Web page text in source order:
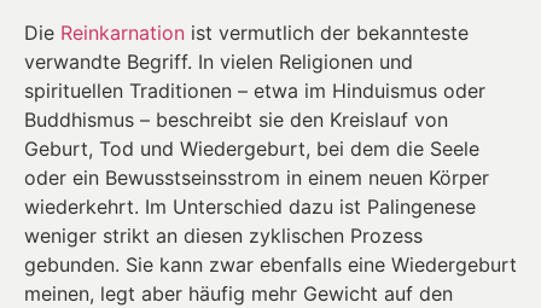
Die Reinkarnation ist vermutlich der bekannteste
verwandte Begriff. In vielen Religionen und
spirituellen Traditionen – etwa im Hinduismus oder
Buddhismus – beschreibt sie den Kreislauf von
Geburt, Tod und Wiedergeburt, bei dem die Seele
oder ein Bewusstseinsstrom in einem neuen Körper
wiederkehrt. Im Unterschied dazu ist Palingenese
weniger strikt an diesen zyklischen Prozess
gebunden. Sie kann zwar ebenfalls eine Wiedergeburt
meinen, legt aber häufig mehr Gewicht auf den